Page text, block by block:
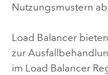
Nutzungsmustern
Load Balancer
zur
im Load Balancer